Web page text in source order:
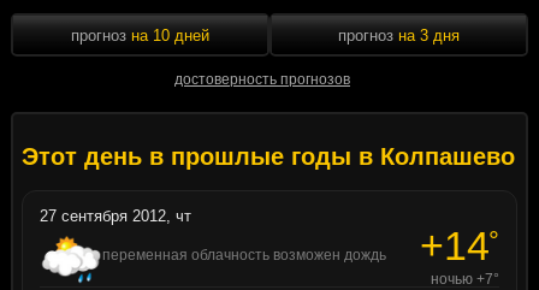
прогноз на 10 дней
достоверность прогнозов
прогноз на 3 дня
Этот день в прошлые годы в Колпашево
27 сентября 2012, чт
переменная облачность возможен дождь +14°
ночью +7°